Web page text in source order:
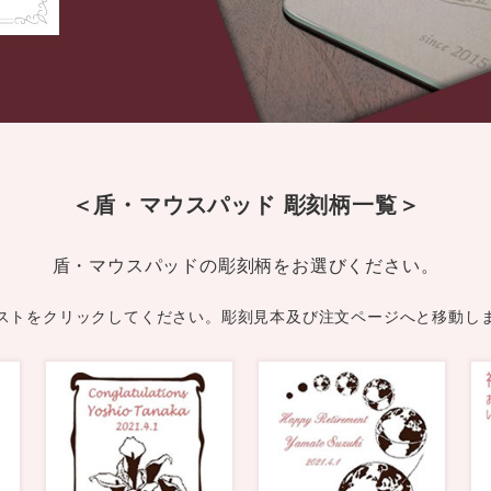
＜盾・マウスパッド 彫刻柄一覧＞
盾・マウスパッドの彫刻柄をお選びください。
トをクリックしてください。彫刻見本及び注文ページへと移動し